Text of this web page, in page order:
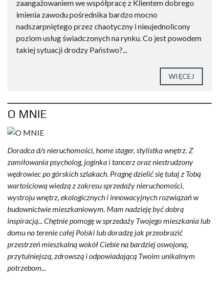
zaangażowaniem we współpracę z Klientem dobrego
imienia zawodu pośrednika bardzo mocno
nadszarpniętego przez chaotyczny i nieujednolicony
poziom usług świadczonych na rynku. Co jest powodem
takiej sytuacji drodzy Państwo?...
WIĘCEJ
O MNIE
Doradca d/s nieruchomości, home stager, stylistka wnętrz. Z
zamiłowania psycholog, joginka i tancerz oraz niestrudzony
wędrowiec po górskich szlakach. Pragnę dzielić się tutaj z Tobą
wartościową wiedzą z zakresu sprzedaży nieruchomości,
wystroju wnętrz, ekologicznych i innowacyjnych rozwiązań w
budownictwie mieszkaniowym. Mam nadzieję być dobrą
inspiracją... Chętnie pomogę w sprzedaży Twojego mieszkania lub
domu na terenie całej Polski lub doradzę jak przeobrazić
przestrzeń mieszkalną wokół Ciebie na bardziej oswojoną,
przytulniejszą, zdrowszą i odpowiadającą Twoim unikalnym
potrzebom...